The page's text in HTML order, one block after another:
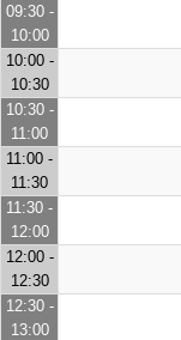
09:30 -
10:00
10:00 -
10:30
10:30 -
11:00
11:00 -
11:30
11:30 -
12:00
12:00 -
12:30
12:30 -
13:00